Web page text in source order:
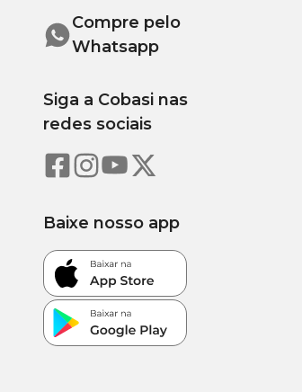
Compre pelo
Whatsapp
Siga a Cobasi nas
redes sociais
Baixe nosso app